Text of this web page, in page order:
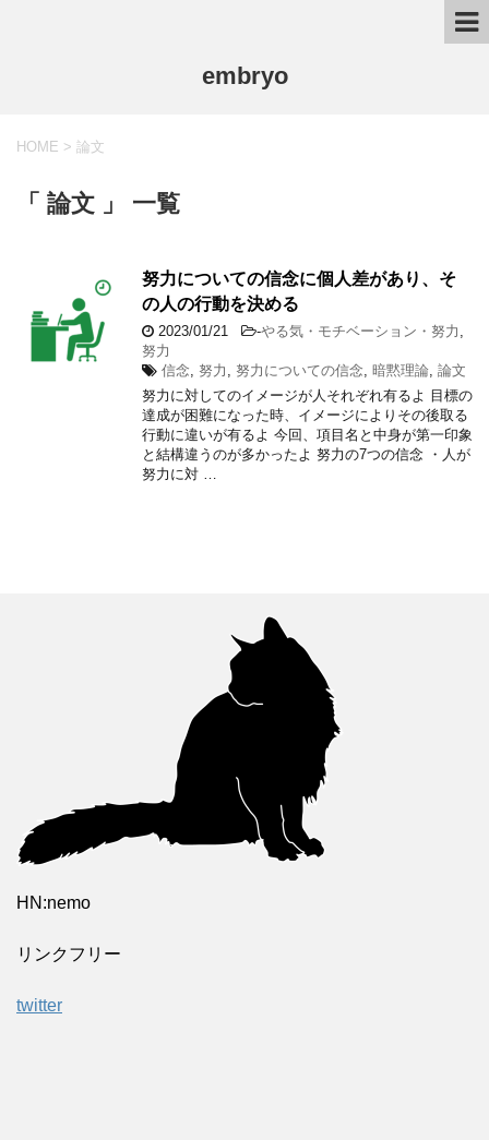
embryo
HOME > 論文
「 論文 」 一覧
努力についての信念に個人差があり、そ
の人の行動を決める
2023/01/21 -やる気・モチベーション・努力
努力
信念
努力 努力についての信念 暗黙理論 論文
努力に対してのイメージが人それぞれ有るよ 目標の
達成が困難になった時、イメージによりその後取る
行動に違いが有るよ 今回、項目名と中身が第一印象
と結構違うのが多かったよ 努力の7つの信念 ・人が
努力に対 …
HN:nemo
リンクフリー
twitter